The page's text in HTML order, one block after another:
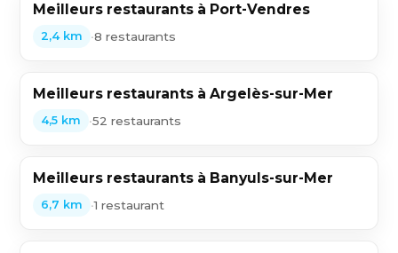
Meilleurs restaurants à Port-Vendres
2,4 km •8 restaurants
Meilleurs restaurants à Argelès-sur-Mer
4,5 km •52 restaurants
Meilleurs restaurants à Banyuls-sur-Mer
6,7 km •1 restaurant